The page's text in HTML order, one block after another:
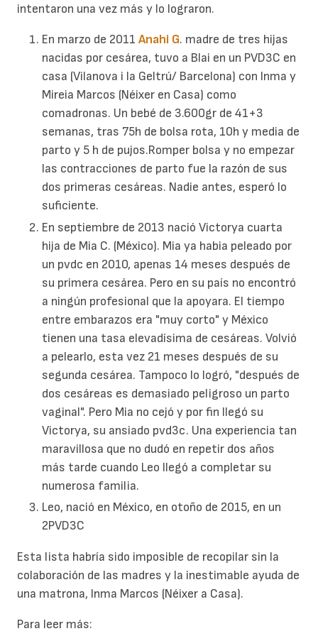
intentaron una vez más y lo lograron.
En marzo de 2011Anahi G. madre de tres hijas
nacidas por cesárea, tuvo a Blai en un PVD3C en
casa (Vilanova i la Geltrú/ Barcelona) con Inma y
Mireia Marcos (Néixer en Casa) como
comadronas. Un bebé de 3.600gr de 41+3
semanas, tras 75h de bolsa rota, 10h y media de
parto y 5 h de pujos.Romper bolsa y no empezar
las contracciones de parto fue la razón de sus
dos primeras cesáreas. Nadie antes, esperó lo
suficiente.
En septiembre de 2013 nació Victorya cuarta
hija de Mia C. (México). Mia ya habia peleado por
un pvdc en 2010, apenas 14 meses después de
su primera cesárea. Pero en su país no encontró
a ningún profesional que la apoyara. El tiempo
entre embarazos era "muy corto" y México
tienen una tasa elevadísima de cesáreas. Volvió
a pelearlo, esta vez 21 meses después de su
segunda cesárea. Tampoco lo logró, "después de
dos cesáreas es demasiado peligroso un parto
vaginal". Pero Mia no cejó y por fin llegó su
Victorya, su ansiado pvd3c. Una experiencia tan
maravillosa que no dudó en repetir dos años
más tarde cuando Leo llegó a completar su
numerosa familia.
Leo, nació en México, en otoño de 2015, en un
2PVD3C
Esta lista habría sido imposible de recopilar sin la
colaboración de las madres y la inestimable ayuda de
una matrona, Inma Marcos (Néixer a Casa).
Para leer más: